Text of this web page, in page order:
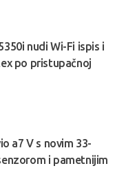
nudi Wi-Fi ispis i
po pristupačnoj
a7 V s novim 33-
i pametnijim